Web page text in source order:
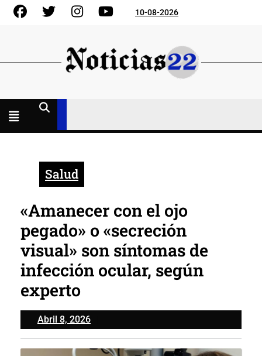
Skip
FacebookGorjeo InstagramYouTube10-08-2026
Salud
«Amanecer con el ojo
pegado» o «secreción
visual» son síntomas de
infección ocular, según
experto
Abril 8, 2026Abril
8,
2026